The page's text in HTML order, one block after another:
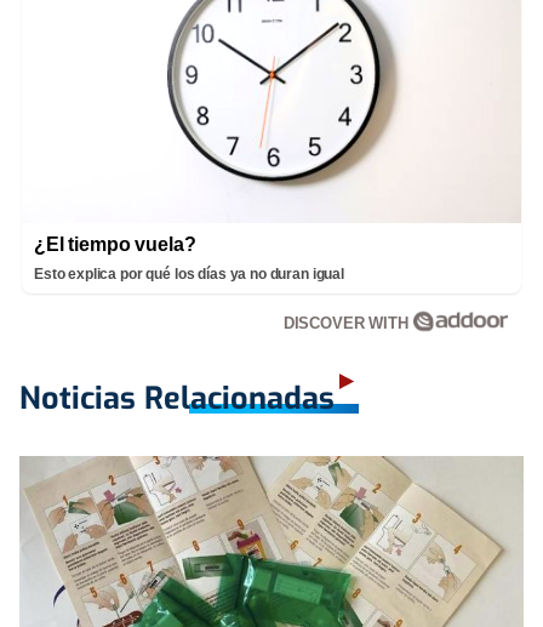
¿El tiempo vuela?
Esto explica por qué los días ya no duran igual
DISCOVER WITH
Noticias Relacionadas